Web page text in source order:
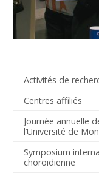
Activités de
Centres affiliés
Journée annuelle
l’Université de
Symposium
choroïdienne